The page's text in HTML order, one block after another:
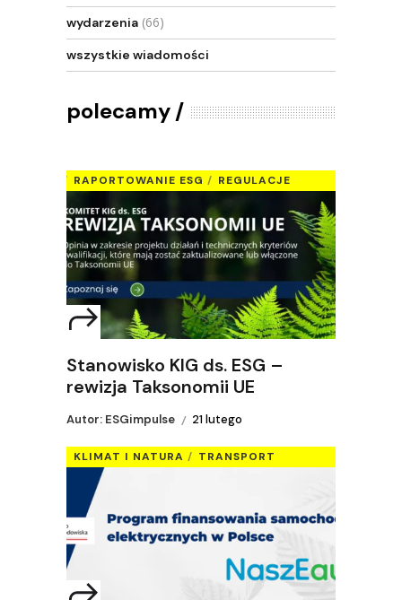
wydarzenia (66)
wszystkie wiadomości
polecamy
RAPORTOWANIE ESG REGULACJE
Stanowisko KIG ds. ESG –
rewizja Taksonomii UE
Autor: ESGimpulse 21 lutego
KLIMAT I NATURA TRANSPORT